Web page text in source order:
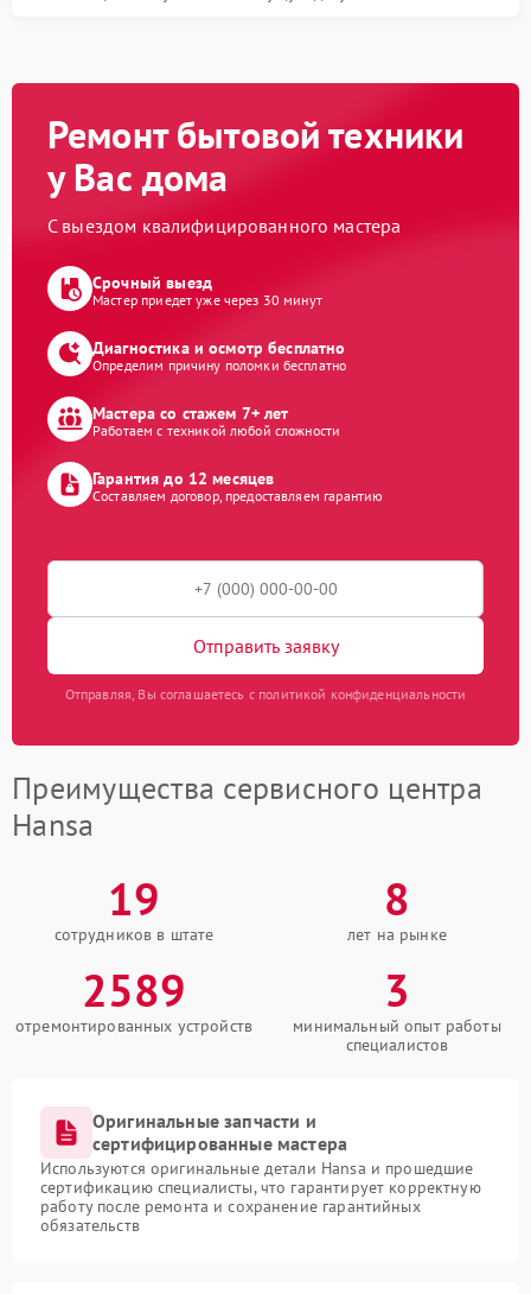
Ремонт бытовой техники
у Вас дома
С выездом квалифицированного мастера
Срочный выезд
Мастер приедет уже через 30 минут
Диагностика и осмотр бесплатно
Определим причину поломки бесплатно
Мастера со стажем 7+ лет
Работаем с техникой любой сложности
Гарантия до 12 месяцев
Составляем договор, предоставляем гарантию
Отправить заявку
Отправляя, Вы соглашаетесь с политикой конфиденциальности
Преимущества сервисного центра
Hansa
19
сотрудников в штате
8
лет на рынке
2589
отремонтированных устройств
3
минимальный опыт работы
специалистов
Оригинальные запчасти и
сертифицированные мастера
Используются оригинальные детали Hansa и прошедшие
сертификацию специалисты, что гарантирует корректную
работу после ремонта и сохранение гарантийных
обязательств